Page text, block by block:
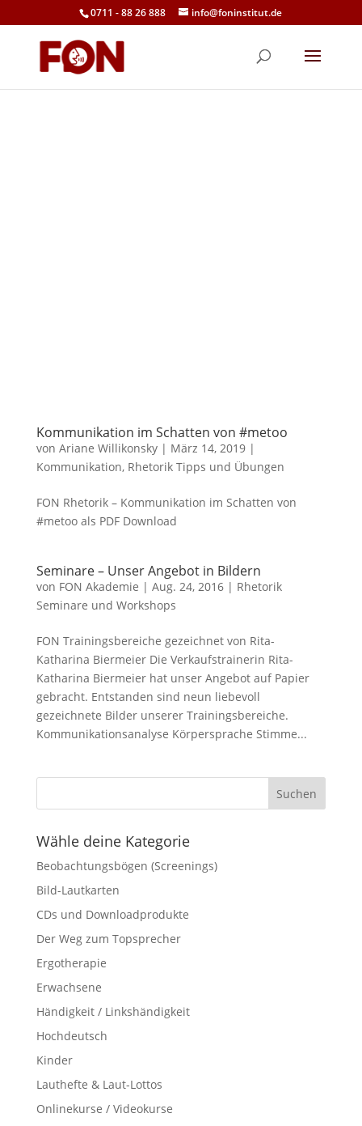
0711 - 88 26 888 info@foninstitut.de
Kommunikation im Schatten von #metoo
von Ariane Willikonsky| März 14, 2019|
Kommunikation, Rhetorik Tipps und Übungen
FON Rhetorik – Kommunikation im Schatten von
#metoo als PDF Download
Seminare – Unser Angebot in Bildern
von FON Akademie | Aug. 24, 2016| Rhetorik
Seminare und Workshops
FON Trainingsbereiche gezeichnet von Rita-
Katharina Biermeier Die Verkaufstrainerin Rita-
Katharina Biermeier hat unser Angebot auf Papier
gebracht. Entstanden sind neun liebevoll
gezeichnete Bilder unserer Trainingsbereiche.
Kommunikationsanalyse Körpersprache Stimme...
Wähle deine Kategorie
Beobachtungsbögen (Screenings)
Bild-Lautkarten
CDs und Downloadprodukte
Der Weg zum Topsprecher
Ergotherapie
Erwachsene
Händigkeit / Linkshändigkeit
Hochdeutsch
Kinder
Lauthefte & Laut-Lottos
Onlinekurse / Videokurse